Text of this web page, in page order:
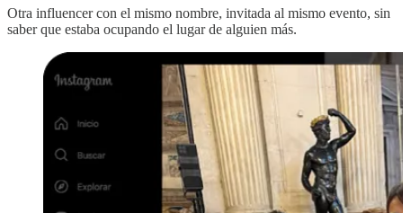
Otra influencer con el mismo nombre, invitada al mismo evento, sin
saber que estaba ocupando el lugar de alguien más.